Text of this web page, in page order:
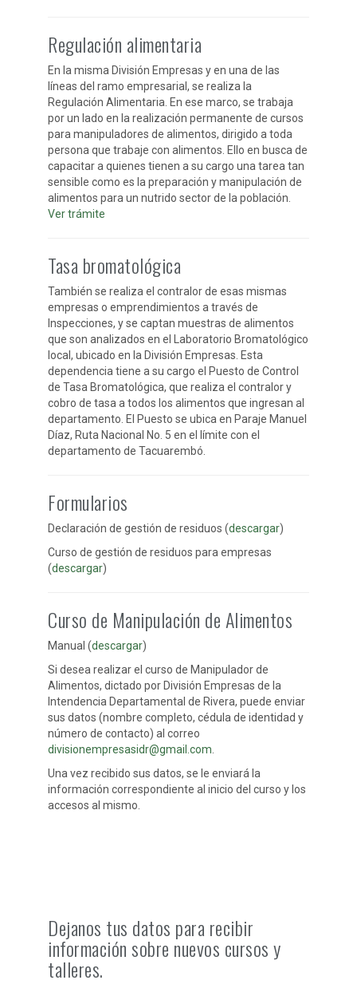
Regulación alimentaria
En la misma División Empresas y en una de las
líneas del ramo empresarial, se realiza la
Regulación Alimentaria. En ese marco, se trabaja
por un lado en la realización permanente de cursos
para manipuladores de alimentos, dirigido a toda
persona que trabaje con alimentos. Ello en busca de
capacitar a quienes tienen a su cargo una tarea tan
sensible como es la preparación y manipulación de
alimentos para un nutrido sector de la población.
Ver trámite
Tasa bromatológica
También se realiza el contralor de esas mismas
empresas o emprendimientos a través de
Inspecciones, y se captan muestras de alimentos
que son analizados en el Laboratorio Bromatológico
local, ubicado en la División Empresas. Esta
dependencia tiene a su cargo el Puesto de Control
de Tasa Bromatológica, que realiza el contralor y
cobro de tasa a todos los alimentos que ingresan al
departamento. El Puesto se ubica en Paraje Manuel
Díaz, Ruta Nacional No. 5 en el límite con el
departamento de Tacuarembó.
Formularios
Declaración de gestión de residuos (descargar)
Curso de gestión de residuos para empresas
(descargar)
Curso de Manipulación de Alimentos
Manual (descargar)
Si desea realizar el curso de Manipulador de
Alimentos, dictado por División Empresas de la
Intendencia Departamental de Rivera, puede enviar
sus datos (nombre completo, cédula de identidad y
número de contacto) al correo
divisionempresasidr@gmail.com
Una vez recibido sus datos, se le enviará la
información correspondiente al inicio del curso y los
accesos al mismo.
Dejanos tus datos para recibir
información sobre nuevos cursos y
talleres.